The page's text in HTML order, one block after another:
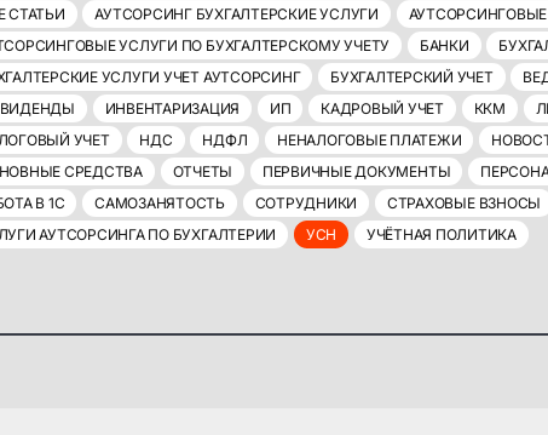
СТАТЬИ АУТСОРСИНГ БУХГАЛТЕРСКИЕ УСЛУГИ
АУТСОРСИНГОВЫЕ
УСЛУГИ ПО БУХГАЛТЕРСКОМУ УЧЕТУ
БАНКИ
УСЛУГИ УЧЕТ АУТСОРСИНГ
БУХГАЛТЕРСКИЙ УЧЕТ
ИНВЕНТАРИЗАЦИЯ ИП КАДРОВЫЙ УЧЕТ ККМ
УЧЕТ
НДС НДФЛ НЕНАЛОГОВЫЕ ПЛАТЕЖИ
СРЕДСТВА
ОТЧЕТЫ ПЕРВИЧНЫЕ ДОКУМЕНТЫ
В 1С
САМОЗАНЯТОСТЬ СОТРУДНИКИ СТРАХОВЫЕ ВЗНОСЫ
АУТСОРСИНГА ПО БУХГАЛТЕРИИ
УСН УЧЁТНАЯ ПОЛИТИКА